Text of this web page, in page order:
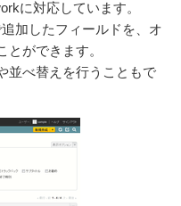
に対応しています。
加したフィールドを、オ
ができます。
並べ替えを行うこともで